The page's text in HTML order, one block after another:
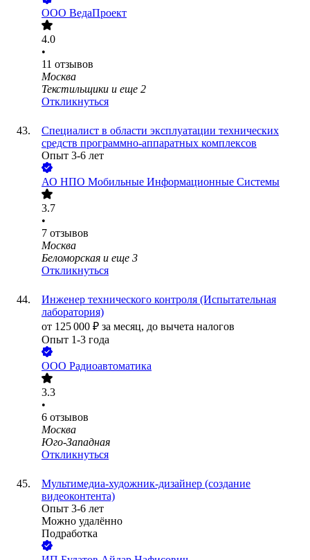
ООО ВедаПроект
4.0
•
11 отзывов
Москва
Текстильщики и еще 2
Откликнуться
Специалист в области эксплуатации технических
средств программно-аппаратных комплексов
Опыт 3-6 лет
АО НПО Мобильные Информационные Системы
3.7
•
7 отзывов
Москва
Беломорская и еще 3
Откликнуться
Инженер технического контроля (Испытательная
лаборатория)
от 125 000 ₽ за месяц, до вычета налогов
Опыт 1-3 года
ООО Радиоавтоматика
3.3
•
6 отзывов
Москва
Юго-Западная
Откликнуться
Мультимедиа-художник-дизайнер (создание
видеоконтента)
Опыт 3-6 лет
Можно удалённо
Подработка